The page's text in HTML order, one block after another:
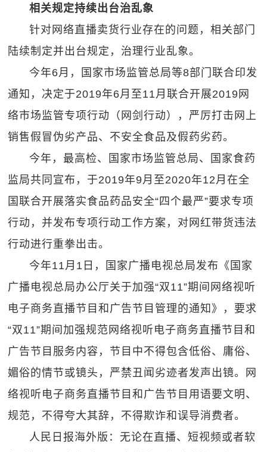
相关规定持续出台治乱象
针对网络直播卖货行业存在的问题，相关部门
陆续制定并出台规定，治理行业乱象。
今年6月，国家市场监管总局等8部门联合印发
通知，决定于2019年6月至11月联合开展2019网
络市场监管专项行动（网剑行动），严厉打击网上
销售假冒伪劣产品、不安全食品及假药劣药。
今年，最高检、国家市场监管总局、国家食药
监局共同宣布，于2019年9月至2020年12月在全
国联合开展落实食品药品安全“四个最严”要求专项
行动，并发布专项行动工作方案，对网红带货违法
行动进行重拳出击。
今年11月1日，国家广播电视总局发布《国家
广播电视总局办公厅关于加强“双11”期间网络视听
电子商务直播节目和广告节目管理的通知》，要求
“双11”期间加强规范网络视听电子商务直播节目和
广告节目服务内容，节目中不得包含低俗、庸俗、
媚俗的情节或镜头，严禁丑闻劣迹者发声出镜。网
络视听电子商务直播节目和广告节目用语要文明、
规范，不得夸大其辞，不得欺诈和误导消费者。
人民日报海外版：无论在直播、短视频或者软